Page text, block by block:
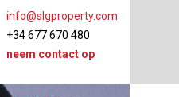
info@slgproperty.com
+34 677 670 480
neem contact op